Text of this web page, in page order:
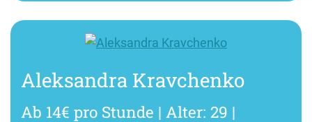
Aleksandra Kravchenko
Ab 14€ pro Stunde | Alter: 29 |